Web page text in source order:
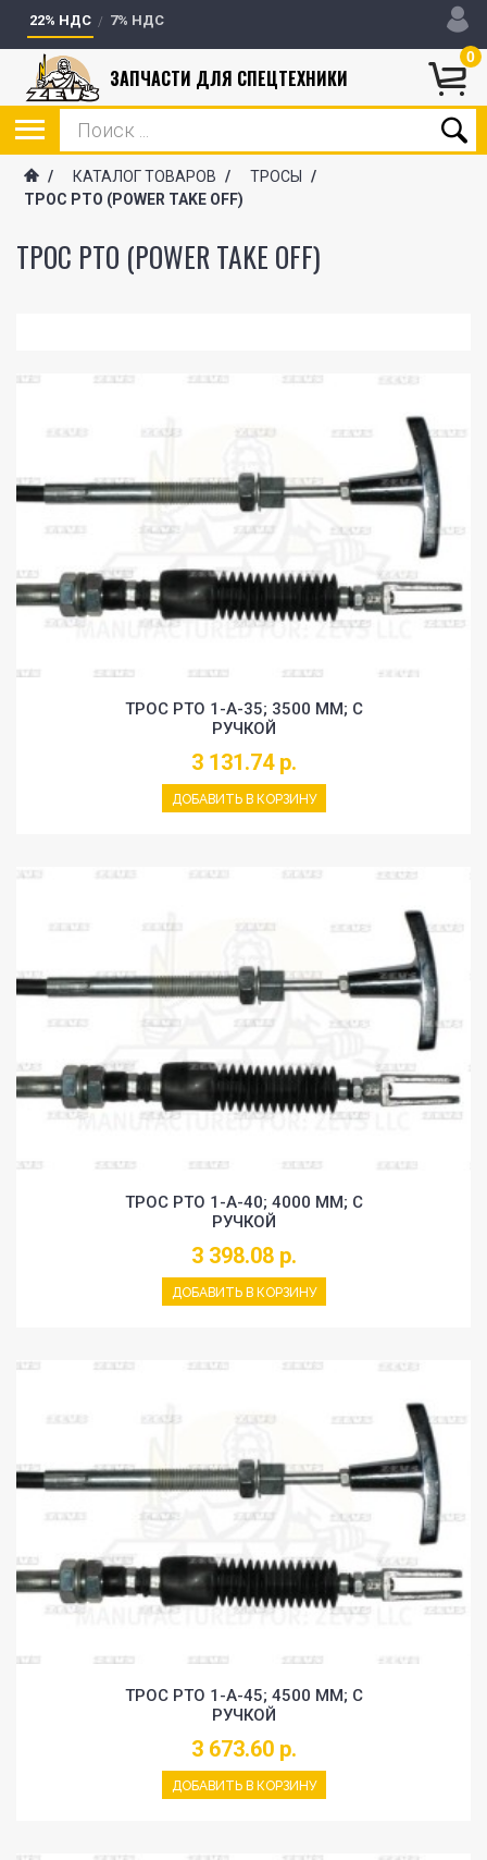
22% НДС 7% НДС
0
ЗАПЧАСТИ ДЛЯ СПЕЦТЕХНИКИ
/ КАТАЛОГ ТОВАРОВ / ТРОСЫ
/
ТРОС PTO (POWER TAKE OFF)
ТРОС PTO (POWER TAKE OFF)
ТРОС PTO 1-A-35; 3500 MM; С
РУЧКОЙ
3 131.74 р.
ДОБАВИТЬ В КОРЗИНУ
ТРОС PTO 1-A-40; 4000 MM; С
РУЧКОЙ
3 398.08 р.
ДОБАВИТЬ В КОРЗИНУ
ТРОС PTO 1-A-45; 4500 MM; С
РУЧКОЙ
3 673.60 р.
ДОБАВИТЬ В КОРЗИНУ